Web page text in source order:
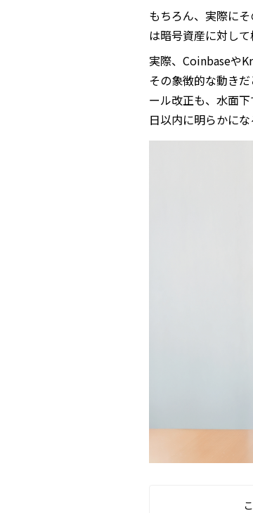
もちろん、実際に
は暗号資産に対し
実際、Coinbaseや
その象徴的な動き
ール改正も、水面
日以内に明らかにな